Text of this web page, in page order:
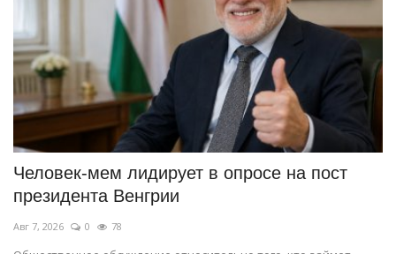
Человек-мем лидирует в опросе на пост
президента Венгрии
Авг 7, 2026 0 78